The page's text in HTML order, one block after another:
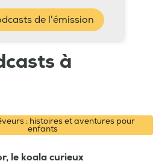
de l'émission
à
: histoires et aventures pour
enfants
le koala curieux